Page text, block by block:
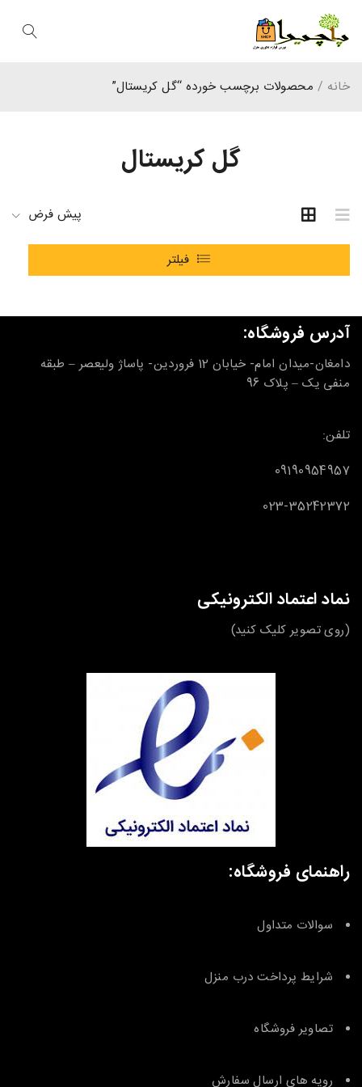
گل کریستال
خانه / محصولات برچسب خورده “گل کریستال”
پیش فرض
فیلتر
آدرس فروشگاه:
دامغان-میدان امام- خیابان 12 فروردین- پاساژ ولیعصر – طبقه
منفی یک – پلاک 96
تلفن:
09190954957
023-35242372
نماد اعتماد الکترونیکی
(روی تصویر کلیک کنید)
راهنمای فروشگاه:
سوالات متداول
شرایط پرداخت درب منزل
تصاویر فروشگاه
رویه های ارسال سفارش